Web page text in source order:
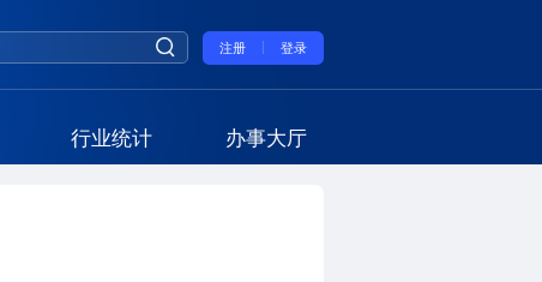
注册 登录
行业统计 办事大厅